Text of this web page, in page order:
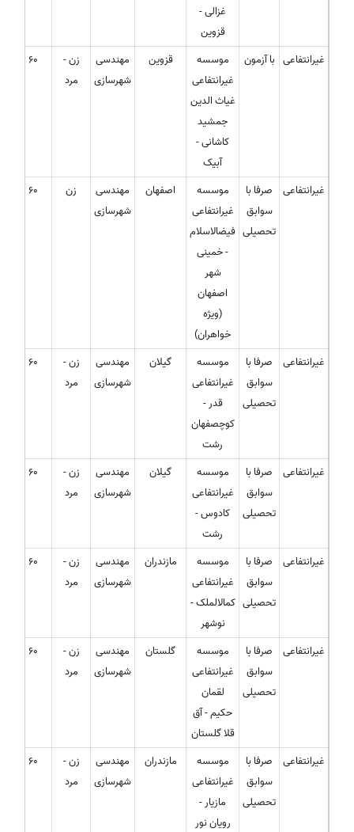
غزالی -
قزوین
غیرانتفاعی با آزمون
موسسه
غیرانتفاعی
غیاث الدین
جمشید
کاشانی -
آبیک
قزوین
مهندسی
شهرسازی
زن -
مرد
60
غیرانتفاعی
صرفا با
سوابق
تحصیلی
موسسه
غیرانتفاعی
فیضالاسلام
- خمینی
شهر
اصفهان
(ویژه
خواهران)
اصفهان
مهندسی
شهرسازی
زن 60
غیرانتفاعی
صرفا با
سوابق
تحصیلی
موسسه
غیرانتفاعی
قدر -
کوچصفهان
رشت
گیلان
مهندسی
شهرسازی
زن -
مرد
60
غیرانتفاعی
صرفا با
سوابق
تحصیلی
موسسه
غیرانتفاعی
کادوس -
رشت
گیلان
مهندسی
شهرسازی
زن -
مرد
60
غیرانتفاعی
صرفا با
سوابق
تحصیلی
موسسه
غیرانتفاعی
کمالالملک -
نوشهر
مازندران
مهندسی
شهرسازی
زن -
مرد
60
غیرانتفاعی
صرفا با
سوابق
تحصیلی
موسسه
غیرانتفاعی
لقمان
حکیم - آق
قلا گلستان
گلستان
مهندسی
شهرسازی
زن -
مرد
60
غیرانتفاعی
صرفا با
سوابق
تحصیلی
موسسه
غیرانتفاعی
مازیار -
رویان نور
مازندران
مهندسی
شهرسازی
زن -
مرد
60